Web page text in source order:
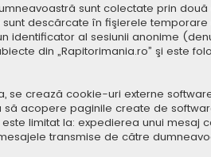
sunt colectate prin
descărcate în fişierele
identificator al sesiunii anonime
din „Rapitorimania.ro” şi este
se crează cookie-uri externe
să acopere paginile create de
limitat la: expedierea unui mesaj
transmise de către